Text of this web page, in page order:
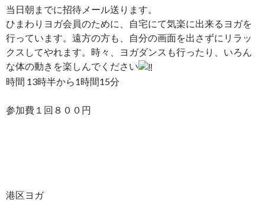
当日朝までに招待メール送ります。
ひまわりヨガ会員のために、自宅にて気楽に出来るヨガを
行っています。遠方の方も、自分の画面を出さずにリラッ
クスしてやれます。時々、ヨガダンスも行ったり、いろん
な体の動きを楽しんでください
時間 13時半から1時間15分
参加費１回８００円
港区ヨガ